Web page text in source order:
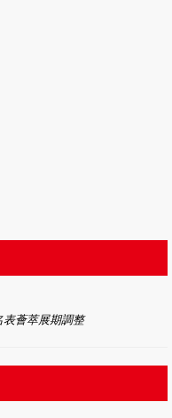
薈萃展期調整